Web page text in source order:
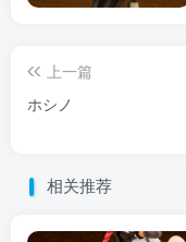
上一篇
ホシノ
相关推荐